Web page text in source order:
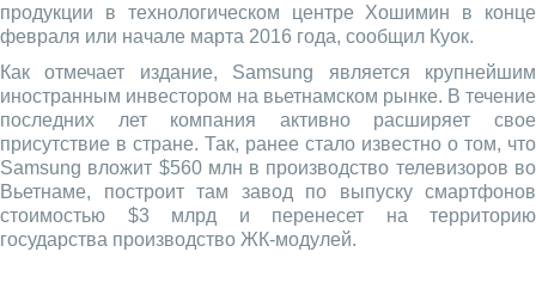
продукции в технологическом центре Хошимин в конце
февраля или начале марта 2016 года, сообщил Куок.
Как отмечает издание, Samsung является крупнейшим
иностранным инвестором на вьетнамском рынке. В течение
последних лет компания активно расширяет свое
присутствие в стране. Так, ранее стало известно о том, что
Samsung вложит $560 млн в производство телевизоров во
Вьетнаме, построит там завод по выпуску смартфонов
стоимостью $3 млрд и перенесет на территорию
государства производство ЖК-модулей.